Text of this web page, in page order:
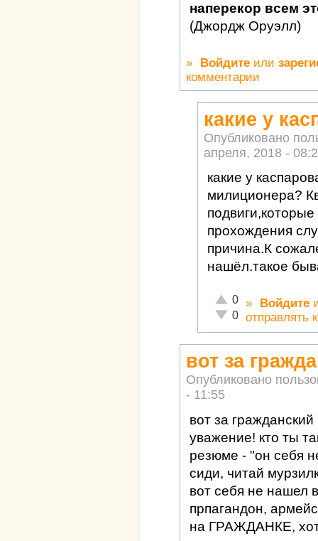
наперекор всем
(Джордж Оруэлл)
» Войдите или
комментарии
какие у
Опубликовано
апреля, 2018 -
какие у
милиционера?
прохождения
причина.К
нашёл.такое
Отлично!
0
Неадекватно!
0
» Войдите
отправлять
вот за
Опубликовано
- 11:55
вот за
уважение! кто ты
резюме - "он себя
сиди, читай
вот себя не нашел
прпагандон,
на ГРАЖДАНКЕ,